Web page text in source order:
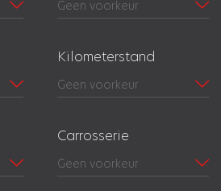
Kilometerstand
Carrosserie